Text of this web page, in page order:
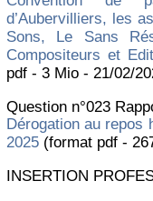
d’Aubervilliers, les
Sons, Le Sans
Compositeurs et
pdf - 3 Mio - 21/02/
Question n°023
Dérogation au repos
2025(format pdf -
INSERTION